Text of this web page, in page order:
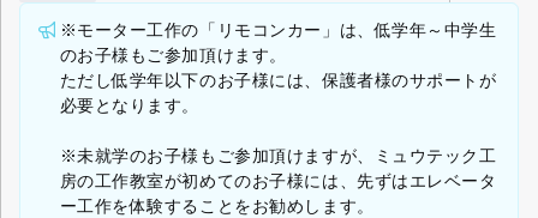
※モーター工作の「リモコンカー」は、低学年～中学生
のお子様もご参加頂けます。
ただし低学年以下のお子様には、保護者様のサポートが
必要となります。
※未就学のお子様もご参加頂けますが、ミュウテック工
房の工作教室が初めてのお子様には、先ずはエレベータ
ー工作を体験することをお勧めします。